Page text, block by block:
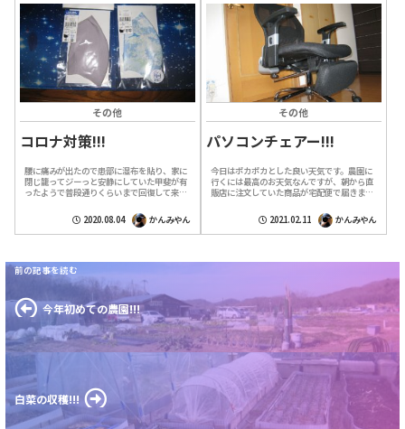
その他
コロナ対策!!!
腰に痛みが出たので患部に湿布を貼り、家に
閉じ籠ってジーっと安静にしていた甲斐が有
ったようで普段通りくらいまで回復して来ま
事が原因だったような気がします。これが
2020.08.04 かんみやん
その他
パソコンチェアー!!!
今日はポカポカとした良い天気です。農園に
行くには最高のお天気なんですが、朝から直
販店に注文していた商品が宅配便で届きまし
方は軽々と抱いて玄関まで運んでくれまし
2021.02.11 かんみやん
今年初めての農園!!!
白菜の収穫!!!